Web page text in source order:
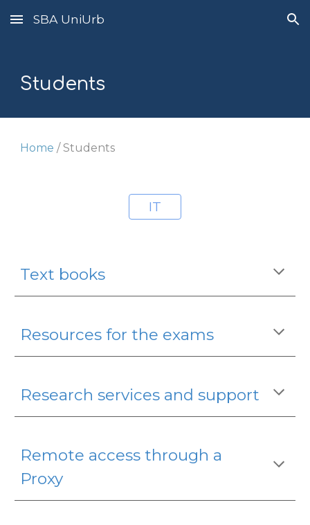
Skip to main content Skip to navigation
SBA UniUrb
Students
Home /Students
IT
Text books
Resources for the exams
Research services and support
Remote access through a
Proxy